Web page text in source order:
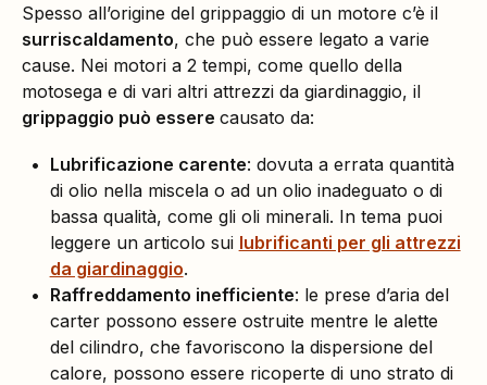
Spesso all’origine del grippaggio di un motore c’è il
surriscaldamento, che può essere legato a varie
cause. Nei motori a 2 tempi, come quello della
motosega e di vari altri attrezzi da giardinaggio, il
grippaggio può essere causato da:
Lubrificazione carente: dovuta a errata quantità
di olio nella miscela o ad un olio inadeguato o di
bassa qualità, come gli oli minerali. In tema puoi
leggere un articolo sui lubrificanti per gli attrezzi
da giardinaggio.
Raffreddamento inefficiente: le prese d’aria del
carter possono essere ostruite mentre le alette
del cilindro, che favoriscono la dispersione del
calore, possono essere ricoperte di uno strato di